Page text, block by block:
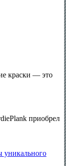
краски — это
приобрел
уникального